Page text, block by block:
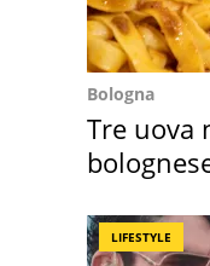
Bologna
Tre uova
LIFESTYLE